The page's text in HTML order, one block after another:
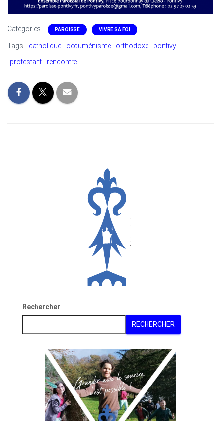
Catégories : PAROISSE VIVRE SA FOI
Tags: catholique oecuménisme orthodoxe
pontivy
protestant
rencontre
Rechercher
RECHERCHER